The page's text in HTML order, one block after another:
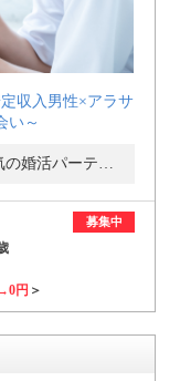
収入男性×アラサ
い～
＼婚活初心者さんにおススメ／人気の婚活パーティー・街コン
募集中
円 ＞